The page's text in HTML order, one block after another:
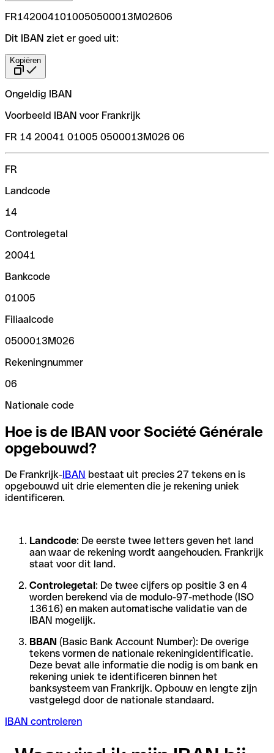
FR1420041010050500013M02606
Dit IBAN ziet er goed uit:
Kopiëren
Ongeldig IBAN
Voorbeeld IBAN voor Frankrijk
FR 14 20041 01005 0500013M026 06
FR
Landcode
14
Controlegetal
20041
Bankcode
01005
Filiaalcode
0500013M026
Rekeningnummer
06
Nationale code
Hoe is de IBAN voor Société Générale
opgebouwd?
De Frankrijk-IBAN bestaat uit precies 27 tekens en is
opgebouwd uit drie elementen die je rekening uniek
identificeren.
Landcode: De eerste twee letters geven het land
aan waar de rekening wordt aangehouden. Frankrijk
staat voor dit land.
Controlegetal: De twee cijfers op positie 3 en 4
worden berekend via de modulo-97-methode (ISO
13616) en maken automatische validatie van de
IBAN mogelijk.
BBAN (Basic Bank Account Number): De overige
tekens vormen de nationale rekeningidentificatie.
Deze bevat alle informatie die nodig is om bank en
rekening uniek te identificeren binnen het
banksysteem van Frankrijk. Opbouw en lengte zijn
vastgelegd door de nationale standaard.
IBAN controleren